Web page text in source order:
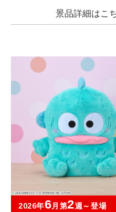
2026年6月第2週～登場